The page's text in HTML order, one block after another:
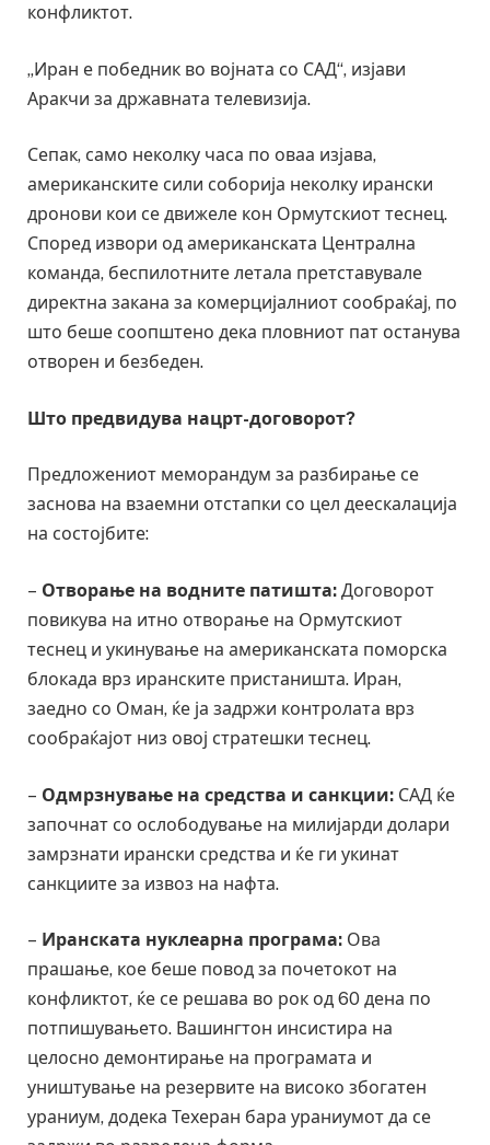
конфликтот.
„Иран е победник во војната со САД“, изјави
Аракчи за државната телевизија.
Сепак, само неколку часа по оваа изјава,
американските сили соборија неколку ирански
дронови кои се движеле кон Ормутскиот теснец.
Според извори од американската Централна
команда, беспилотните летала претставувале
директна закана за комерцијалниот сообраќај, по
што беше соопштено дека пловниот пат останува
отворен и безбеден.
Што предвидува нацрт-договорот?
Предложениот меморандум за разбирање се
заснова на взаемни отстапки со цел деескалација
на состојбите:
– Отворање на водните патишта: Договорот
повикува на итно отворање на Ормутскиот
теснец и укинување на американската поморска
блокада врз иранските пристаништа. Иран,
заедно со Оман, ќе ја задржи контролата врз
сообраќајот низ овој стратешки теснец.
– Одмрзнување на средства и санкции: САД ќе
започнат со ослободување на милијарди долари
замрзнати ирански средства и ќе ги укинат
санкциите за извоз на нафта.
– Иранската нуклеарна програма: Ова
прашање, кое беше повод за почетокот на
конфликтот, ќе се решава во рок од 60 дена по
потпишувањето. Вашингтон инсистира на
целосно демонтирање на програмата и
уништување на резервите на високо збогатен
ураниум, додека Техеран бара ураниумот да се